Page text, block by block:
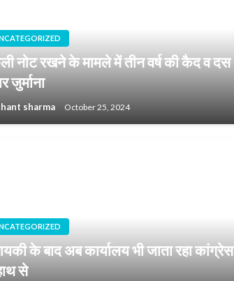
नोट रखने के मामले में तीन वर्ष की कैद व दस
जुर्माना
sharma October 25, 2024
के बाद अब कार्यालय भी जाता रहा कांग्रेस
से